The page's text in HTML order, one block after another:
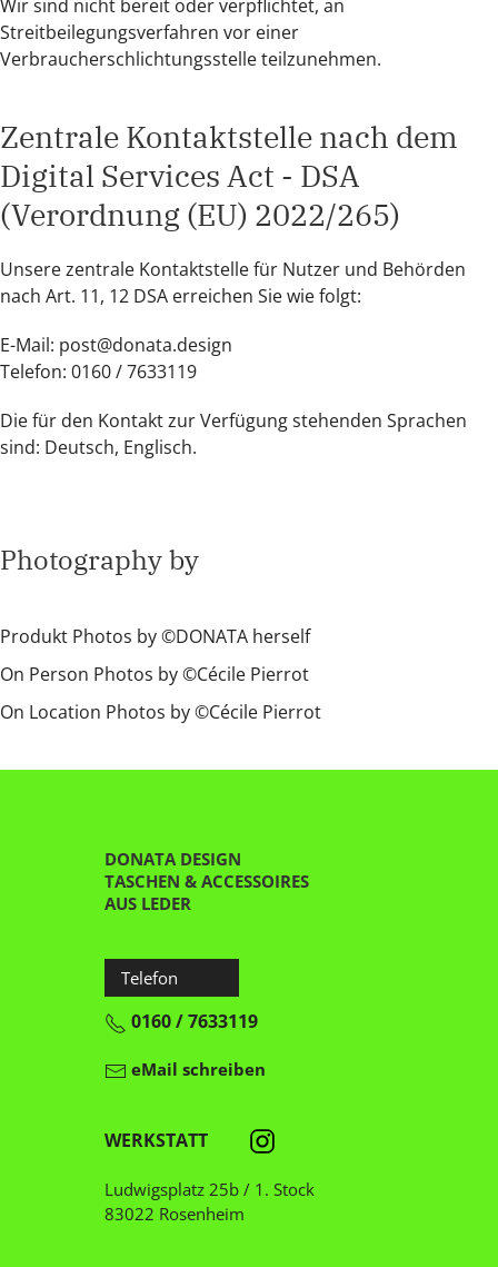
Wir sind nicht bereit oder verpflichtet, an
Streitbeilegungsverfahren vor einer
Verbraucherschlichtungsstelle teilzunehmen.
Zentrale Kontaktstelle nach dem
Digital Services Act - DSA
(Verordnung (EU) 2022/265)
Unsere zentrale Kontaktstelle für Nutzer und Behörden
nach Art. 11, 12 DSA erreichen Sie wie folgt:
E-Mail: post@donata.design
Telefon: 0160 / 7633119
Die für den Kontakt zur Verfügung stehenden Sprachen
sind: Deutsch, Englisch.
Photography by
Produkt Photos by ©DONATA herself
On Person Photos by ©Cécile Pierrot
On Location Photos by ©Cécile Pierrot
DONATA DESIGN
TASCHEN & ACCESSOIRES
AUS LEDER
Telefon
0160 / 7633119
eMail schreiben
WERKSTATT
Ludwigsplatz 25b / 1. Stock
83022 Rosenheim